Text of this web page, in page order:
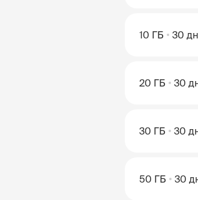
10 ГБ 30
20 ГБ 30
30 ГБ 30
50 ГБ 30